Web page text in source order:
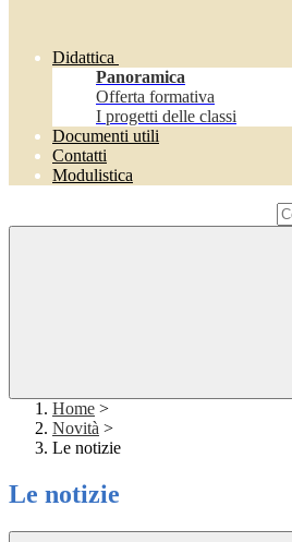
Didattica
Panoramica
Offerta formativa
I progetti delle classi
Documenti utili
Contatti
Modulistica
Home >
Novità >
Le notizie
Le notizie